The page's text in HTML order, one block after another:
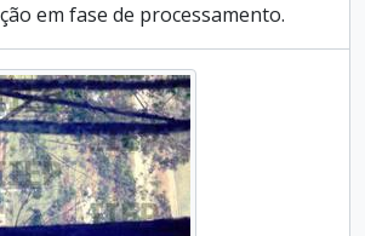
em fase de processamento.